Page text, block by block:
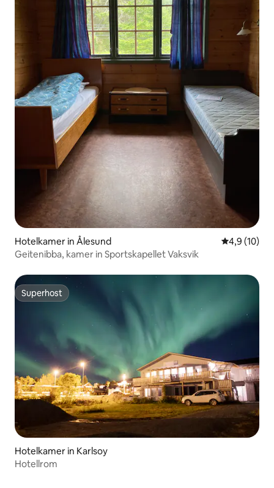
Hotelkamer in Ålesund
4,9 (10)
Geitenibba, kamer in Sportskapellet Vaksvik
Superhost
Superhost
Hotelkamer in Karlsoy
Hotellrom